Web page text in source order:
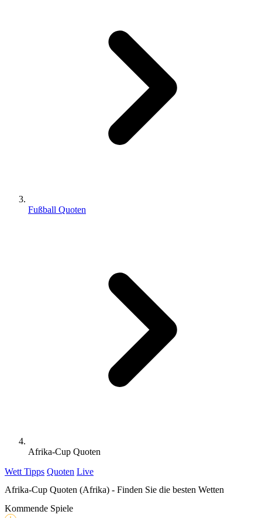
Fußball Quoten
Afrika-Cup Quoten
Wett Tipps Quoten Live
Afrika-Cup Quoten (Afrika) - Finden Sie die besten Wetten
Kommende Spiele